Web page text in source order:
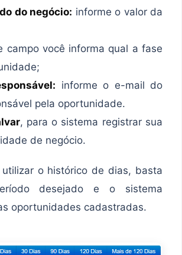
do negócio: informe o valor da
campo você informa qual a fase
informe o e-mail do
pela oportunidade.
, para o sistema registrar sua
de negócio.
o histórico de dias, basta
desejado e o sistema
oportunidades cadastradas.